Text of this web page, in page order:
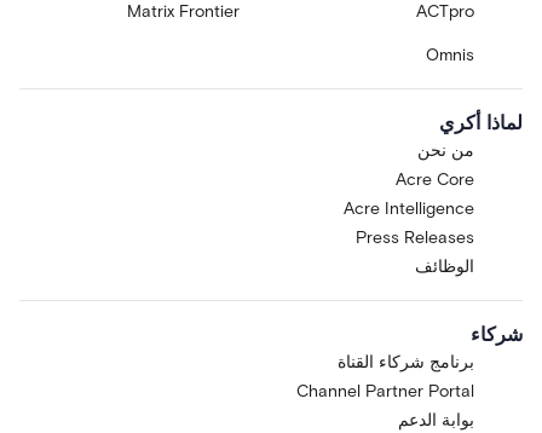
ACTpro
Matrix Frontier
Omnis
لماذا أكري
من نحن
Acre Core
Acre Intelligence
Press Releases
الوظائف
شركاء
برنامج شركاء القناة
Channel Partner Portal
بوابة الدعم